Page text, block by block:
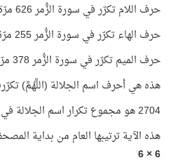
حرف اللام تكرّر في سورة الزُّمر 626 مرّة.
حرف الهاء تكرّر في سورة الزُّمر 255 مرّة.
حرف الميم تكرّر في سورة الزُّمر 378 مرّة.
هذه هي أحرف اسم الجلالة (اللَّهُمَّ)
2704 هو مجموع تكرار اسم الجلالة في القرآن الكريم!
هذه الآية ترتيبها العام من بداية المصحف هو 4104،
6 × 6